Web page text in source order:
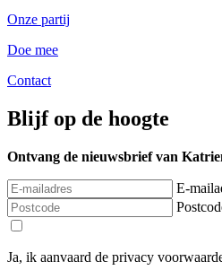
Onze partij
Doe mee
Contact
Blijf op de hoogte
Ontvang de nieuwsbrief van
E-
Ja, ik aanvaard de privacy